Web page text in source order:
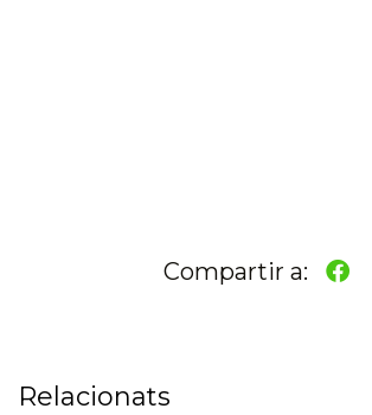
Compartir a:
Relacionats